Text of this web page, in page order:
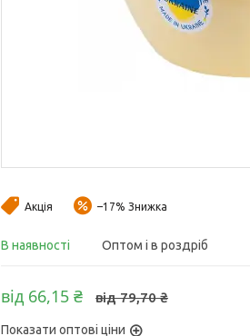
Акція –17%
В наявності Оптом і в роздріб
від 79,70 ₴
від 66,15 ₴
Показати оптові ціни